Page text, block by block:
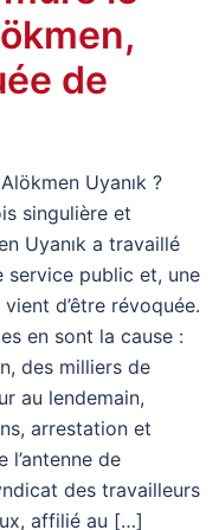
de
Uyanık ?
singulière et
Uyanık a travaillé
service public et, une
d’être révoquée.
en sont la cause :
des milliers de
au lendemain,
arrestation et
l’antenne de
des travailleurs
affilié au […]